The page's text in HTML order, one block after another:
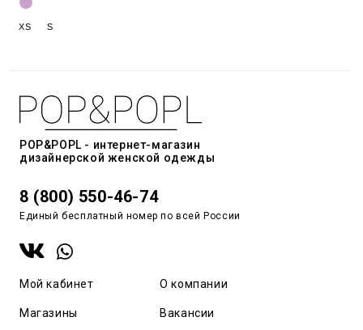
XS S
POP&POPL - интернет-магазин
дизайнерской женской одежды
8 (800) 550-46-74
Единый бесплатный номер по всей России
Мой кабинет
Магазины
О компании
Вакансии